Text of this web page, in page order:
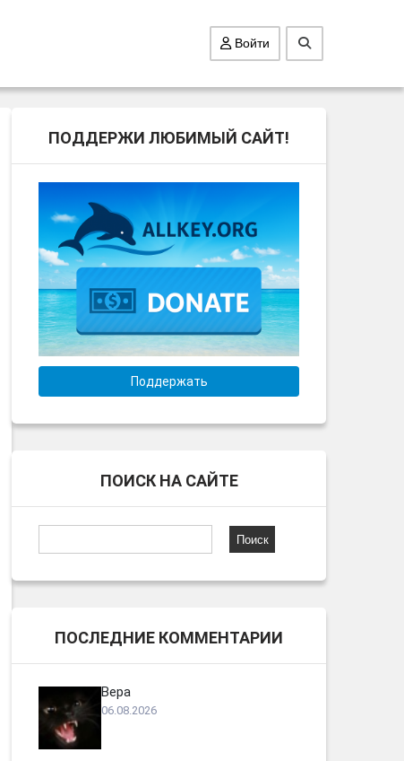
Войти
ПОДДЕРЖИ ЛЮБИМЫЙ САЙТ!
Поддержать
ПОИСК НА САЙТЕ
ПОСЛЕДНИЕ КОММЕНТАРИИ
Вера
06.08.2026